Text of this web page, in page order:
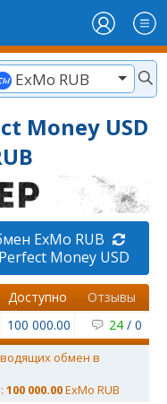
ExMo RUB
Money USD
ExMo RUB
Perfect Money USD
Доступно
Отзывы
100 000.00 24 / 0
обмен в
100 000.00ExMo RUB